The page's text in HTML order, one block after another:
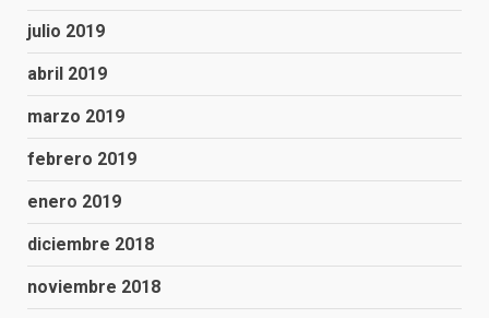
julio 2019
abril 2019
marzo 2019
febrero 2019
enero 2019
diciembre 2018
noviembre 2018